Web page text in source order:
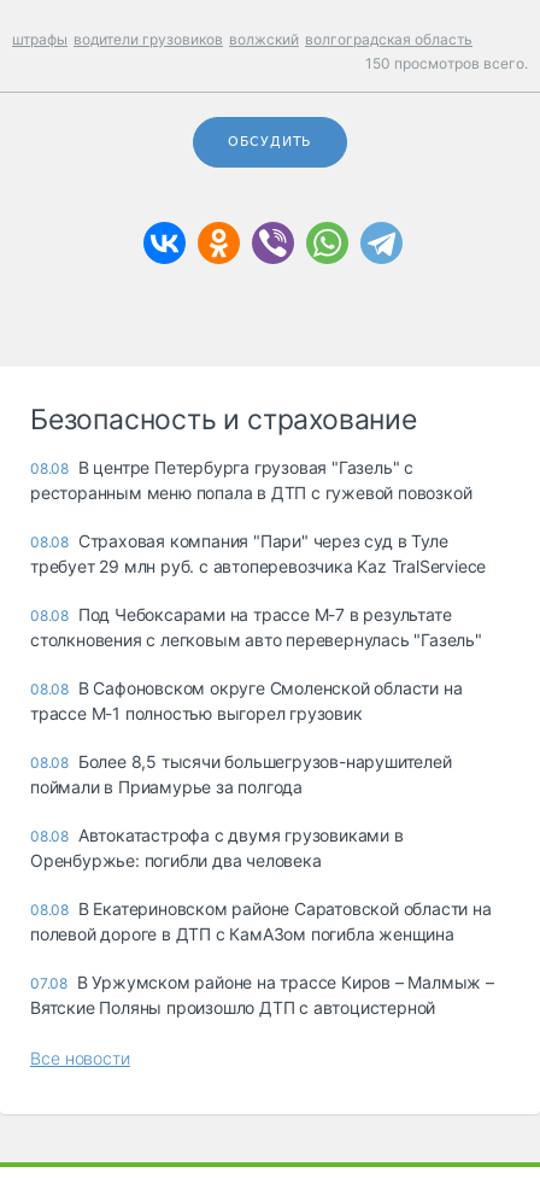
штрафы водители грузовиков волжский волгоградская область
150 просмотров всего.
ОБСУДИТЬ
Безопасность и страхование
08.08 В центре Петербурга грузовая "Газель" с
ресторанным меню попала в ДТП с гужевой повозкой
08.08 Страховая компания "Пари" через суд в Туле
требует 29 млн руб. с автоперевозчика Kaz TralServiece
08.08 Под Чебоксарами на трассе М-7 в результате
столкновения с легковым авто перевернулась "Газель"
08.08 В Сафоновском округе Смоленской области на
трассе М-1 полностью выгорел грузовик
08.08 Более 8,5 тысячи большегрузов-нарушителей
поймали в Приамурье за полгода
08.08 Автокатастрофа с двумя грузовиками в
Оренбуржье: погибли два человека
08.08 В Екатериновском районе Саратовской области на
полевой дороге в ДТП с КамАЗом погибла женщина
07.08 В Уржумском районе на трассе Киров – Малмыж –
Вятские Поляны произошло ДТП с автоцистерной
Все новости